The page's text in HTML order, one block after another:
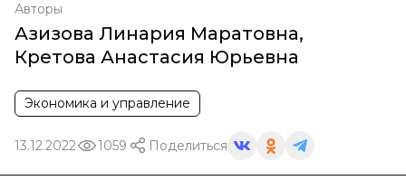
Авторы
Азизова Линария Маратовна,
Кретова Анастасия Юрьевна
Экономика и управление
13.12.2022 1059 Поделиться